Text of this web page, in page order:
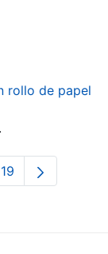
rollo de papel
TAB to
Orrialdea
19